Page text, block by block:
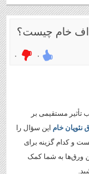
اف خام چیست؟
۰ ۰
تأثیر مستقیمی بر
نئوپان خام این سؤال را
و کدام گزینه برای
ورق‌ها به شما کمک